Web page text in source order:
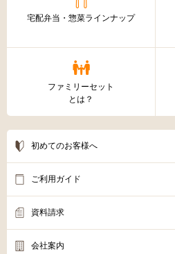
宅配弁当・惣菜ラインナップ
ファミリーセット
とは？
初めてのお客様へ
ご利用ガイド
資料請求
会社案内